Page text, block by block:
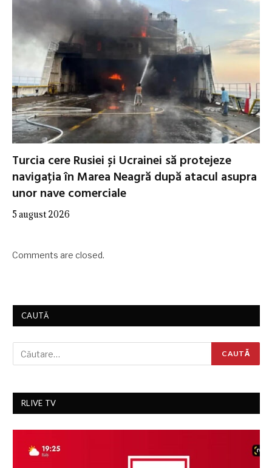
Turcia cere Rusiei și Ucrainei să protejeze
navigația în Marea Neagră după atacul asupra
unor nave comerciale
5 august 2026
Comments are closed.
CAUTĂ
RLIVE TV